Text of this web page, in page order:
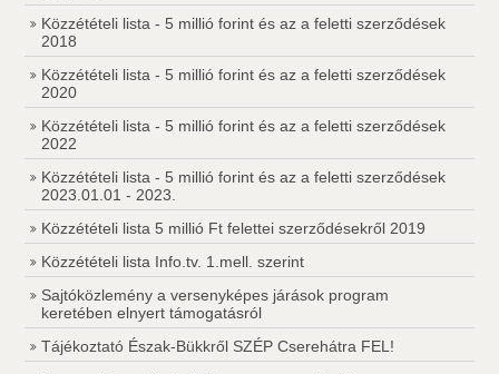
Közzétételi lista - 5 millió forint és az a feletti szerződések
2018
Közzétételi lista - 5 millió forint és az a feletti szerződések
2020
Közzétételi lista - 5 millió forint és az a feletti szerződések
2022
Közzétételi lista - 5 millió forint és az a feletti szerződések
2023.01.01 - 2023.
Közzétételi lista 5 millió Ft felettei szerződésekről 2019
Közzétételi lista Info.tv. 1.mell. szerint
Sajtóközlemény a versenyképes járások program
keretében elnyert támogatásról
Tájékoztató Észak-Bükkről SZÉP Cserehátra FEL!